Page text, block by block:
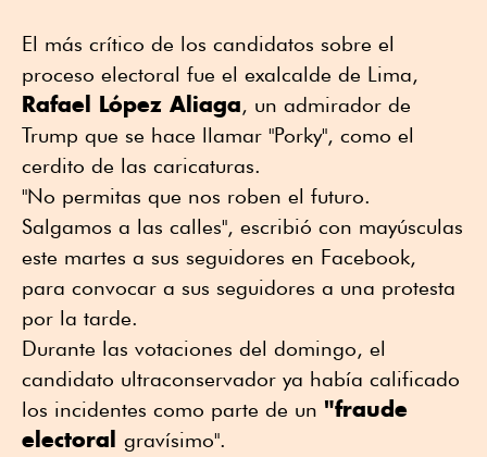
El más crítico de los candidatos sobre el
proceso electoral fue el exalcalde de Lima,
Rafael López Aliaga, un admirador de
Trump que se hace llamar "Porky", como el
cerdito de las caricaturas.
"No permitas que nos roben el futuro.
Salgamos a las calles", escribió con mayúsculas
este martes a sus seguidores en Facebook,
para convocar a sus seguidores a una protesta
por la tarde.
Durante las votaciones del domingo, el
candidato ultraconservador ya había calificado
los incidentes como parte de un "fraude
electoral gravísimo".